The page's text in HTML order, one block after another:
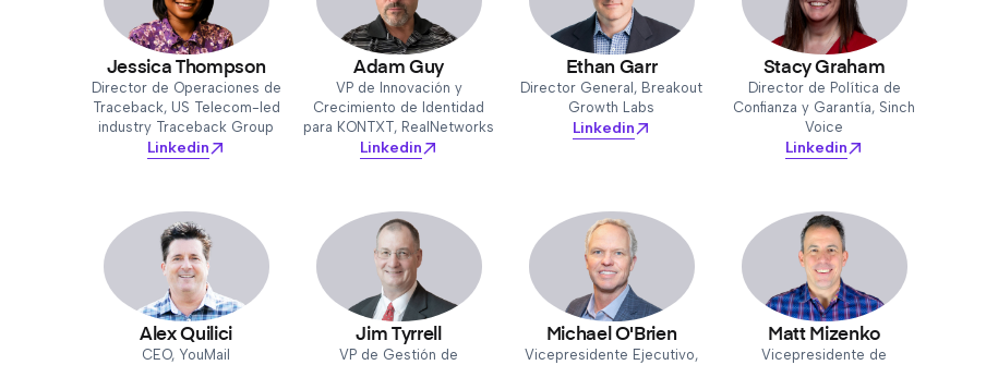
Jessica Thompson
Director de Operaciones de
Traceback, US Telecom-led
industry Traceback Group
Linkedin
Adam Guy
VP de Innovación y
Crecimiento de Identidad
para KONTXT, RealNetworks
Linkedin
Ethan Garr
Director General, Breakout
Growth Labs
Linkedin
Stacy Graham
Director de Política de
Confianza y Garantía, Sinch
Voice
Linkedin
Alex Quilici
CEO, YouMail
Jim Tyrrell
VP de Gestión de
Michael O'Brien
Vicepresidente Ejecutivo,
Matt Mizenko
Vicepresidente de